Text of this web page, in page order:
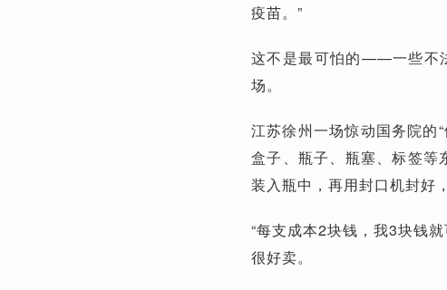
疫苗。”
这不是最可怕的——一些不
场。
江苏徐州一场惊动国务院的
盒子、瓶子、瓶塞、标签等
装入瓶中，再用封口机封好
“每支成本2块钱，我3块钱
很好卖。